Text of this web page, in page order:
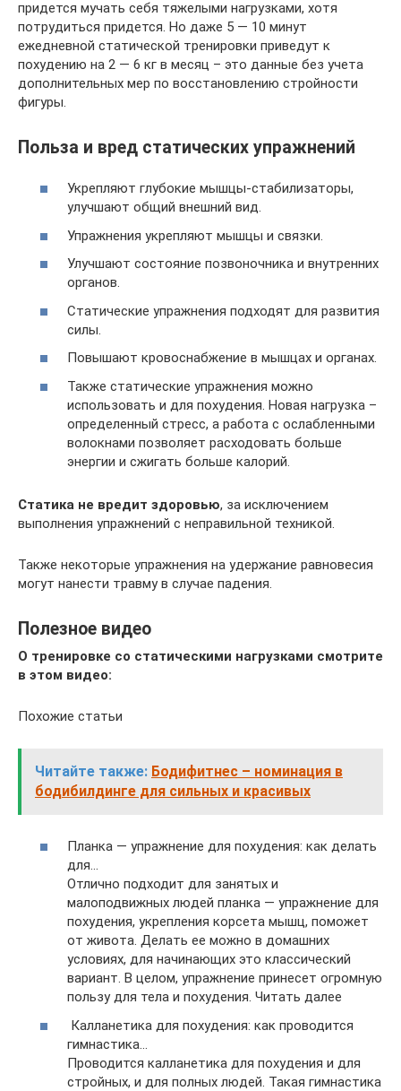
придется мучать себя тяжелыми нагрузками, хотя
потрудиться придется. Но даже 5 — 10 минут
ежедневной статической тренировки приведут к
похудению на 2 — 6 кг в месяц – это данные без учета
дополнительных мер по восстановлению стройности
фигуры.
Польза и вред статических упражнений
Укрепляют глубокие мышцы-стабилизаторы,
улучшают общий внешний вид.
Упражнения укрепляют мышцы и связки.
Улучшают состояние позвоночника и внутренних
органов.
Статические упражнения подходят для развития
силы.
Повышают кровоснабжение в мышцах и органах.
Также статические упражнения можно
использовать и для похудения. Новая нагрузка –
определенный стресс, а работа с ослабленными
волокнами позволяет расходовать больше
энергии и сжигать больше калорий.
Статика не вредит здоровью, за исключением
выполнения упражнений с неправильной техникой.
Также некоторые упражнения на удержание равновесия
могут нанести травму в случае падения.
Полезное видео
О тренировке со статическими нагрузками смотрите
в этом видео:
Похожие статьи
Читайте также: Бодифитнес – номинация в
бодибилдинге для сильных и красивых
Планка — упражнение для похудения: как делать
для…
Отлично подходит для занятых и
малоподвижных людей планка — упражнение для
похудения, укрепления корсета мышц, поможет
от живота. Делать ее можно в домашних
условиях, для начинающих это классический
вариант. В целом, упражнение принесет огромную
пользу для тела и похудения. Читать далее
Калланетика для похудения: как проводится
гимнастика…
Проводится калланетика для похудения и для
стройных, и для полных людей. Такая гимнастика